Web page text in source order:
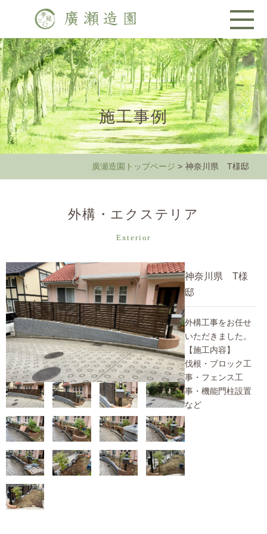
施工事例
廣瀬造園トップページ > 神奈川県 T様邸
外構・エクステリア
神奈川県 T様
邸
外構工事をお任せ
いただきました。
【施工内容】
伐根・ブロック工
事・フェンス工
事・機能門柱設置
など